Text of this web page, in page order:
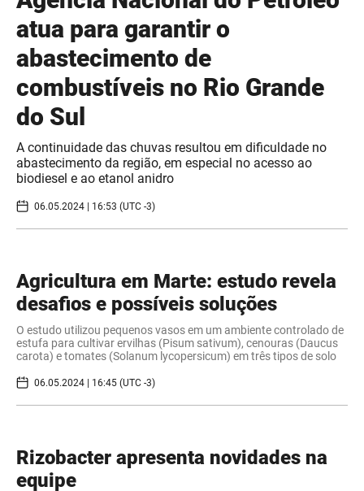
atua para garantir o
abastecimento de
combustíveis no Rio Grande
do Sul
A continuidade das chuvas resultou em dificuldade no
abastecimento da região, em especial no acesso ao
biodiesel e ao etanol anidro
06.05.2024 | 16:53 (UTC -3)
Agricultura em Marte: estudo revela
desafios e possíveis soluções
O estudo utilizou pequenos vasos em um ambiente controlado de
estufa para cultivar ervilhas (Pisum sativum), cenouras (Daucus
carota) e tomates (Solanum lycopersicum) em três tipos de solo
06.05.2024 | 16:45 (UTC -3)
Rizobacter apresenta novidades na
equipe